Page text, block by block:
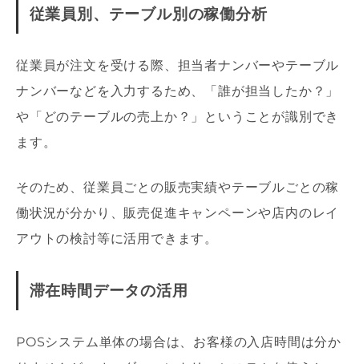
従業員別、テーブル別の稼働分析
従業員が注文を受ける際、担当者ナンバーやテーブル
ナンバーなどを入力するため、「誰が担当したか？」
や「どのテーブルの売上か？」ということが識別でき
ます。
そのため、従業員ごとの販売実績やテーブルごとの稼
働状況が分かり、販売促進キャンペーンや店内のレイ
アウトの検討等に活用できます。
滞在時間データの活用
POSシステム単体の場合は、お客様の入店時間は分か